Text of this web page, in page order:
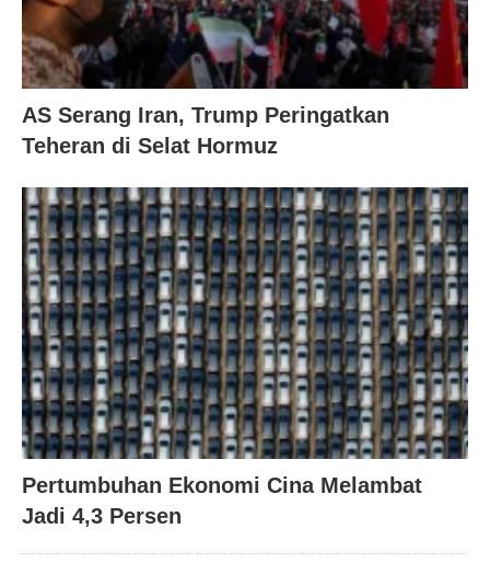
AS Serang Iran, Trump Peringatkan
Teheran di Selat Hormuz
Pertumbuhan Ekonomi Cina Melambat
Jadi 4,3 Persen